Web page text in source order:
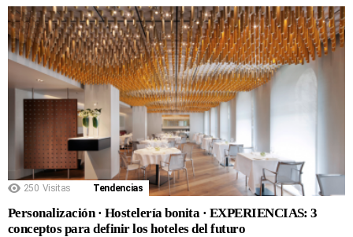
250 Visitas Tendencias
Personalización · Hostelería bonita · EXPERIENCIAS: 3
conceptos para definir los hoteles del futuro